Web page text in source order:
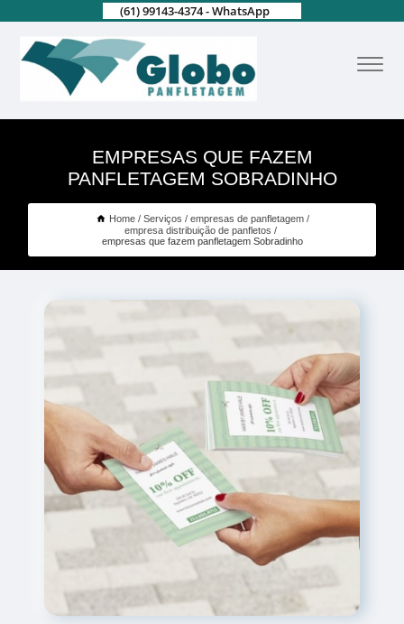
(61) 99143-4374 - WhatsApp
EMPRESAS QUE FAZEM
PANFLETAGEM SOBRADINHO
Home Serviços
empresas de panfletagem
empresa distribuição de panfletos
empresas que fazem panfletagem Sobradinho